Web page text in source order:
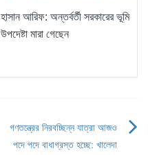
হাসান আরিফ: অন্তর্বর্তী সরকারের ভূমি
উপদেষ্টা মারা গেছেন
গণতন্ত্রের নিরবচ্ছিন্ন যাত্রা আজও
পদে পদে বাধাগ্রস্ত হচ্ছে: খালেদা